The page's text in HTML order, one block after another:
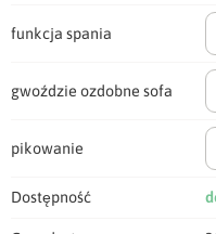
funkcja spania
gwoździe ozdobne sofa
pikowanie
Dostępność